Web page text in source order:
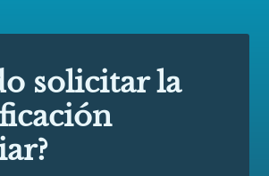
solicitar la